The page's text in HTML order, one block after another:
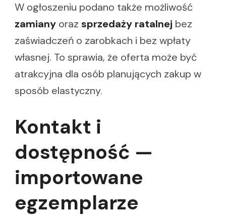
W ogłoszeniu podano także możliwość
zamiany oraz sprzedaży ratalnej bez
zaświadczeń o zarobkach i bez wpłaty
własnej. To sprawia, że oferta może być
atrakcyjna dla osób planujących zakup w
sposób elastyczny.
Kontakt i
dostępność —
importowane
egzemplarze